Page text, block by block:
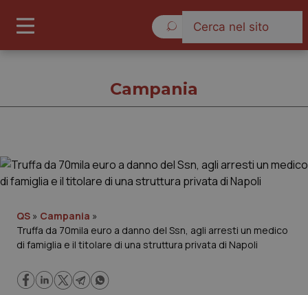
Governo e Parlamento
Regioni e Asl
Campania
QS » Campania »
Truffa da 70mila euro a danno del Ssn, agli arresti un medico
di famiglia e il titolare di una struttura privata di Napoli